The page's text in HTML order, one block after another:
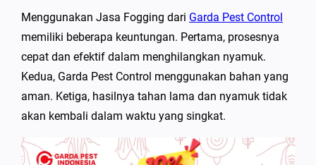
Menggunakan Jasa Fogging dari Garda Pest Control
memiliki beberapa keuntungan. Pertama, prosesnya
cepat dan efektif dalam menghilangkan nyamuk.
Kedua, Garda Pest Control menggunakan bahan yang
aman. Ketiga, hasilnya tahan lama dan nyamuk tidak
akan kembali dalam waktu yang singkat.